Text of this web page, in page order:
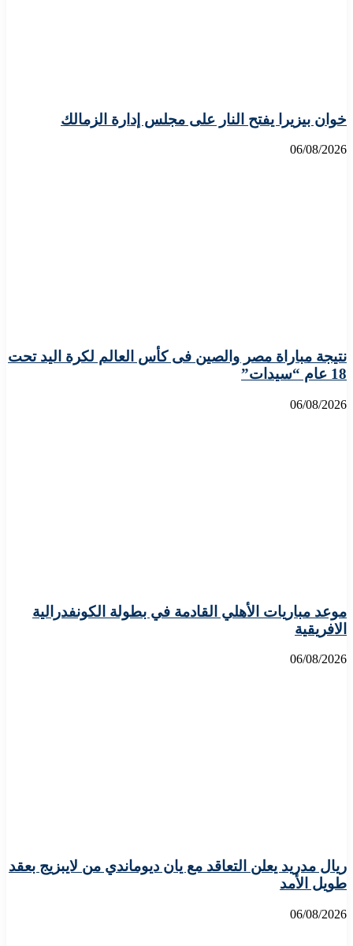
خوان بيزيرا يفتح النار على مجلس إدارة الزمالك
06/08/2026
نتيجة مباراة مصر والصين فى كأس العالم لكرة اليد تحت
18 عام “سيدات”
06/08/2026
موعد مباريات الأهلي القادمة في بطولة الكونفدرالية
الافريقية
06/08/2026
ريال مدريد يعلن التعاقد مع يان ديوماندي من لايبزيج بعقد
طويل الأمد
06/08/2026